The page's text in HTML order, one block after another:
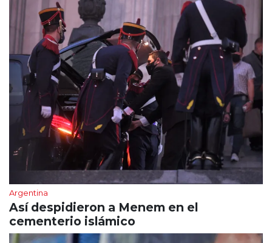
Argentina
Así despidieron a Menem en el
cementerio islámico